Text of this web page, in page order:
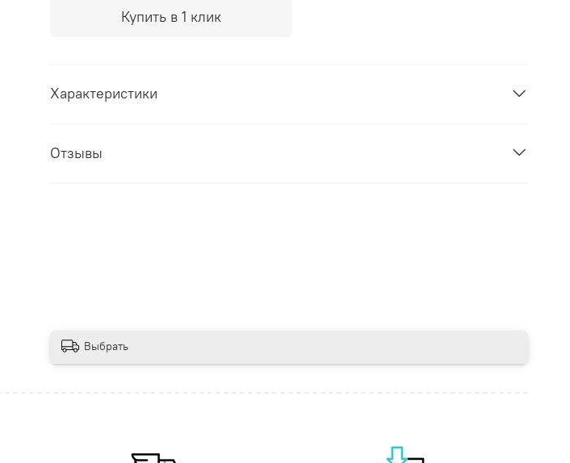
Купить в 1 клик
Характеристики
Отзывы
Выбрать